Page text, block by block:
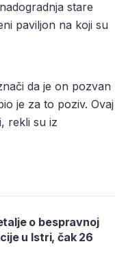
stare
paviljon na koji su
da je on pozvan
je za to poziv. Ovaj
rekli su iz
o bespravnoj
u Istri, čak 26